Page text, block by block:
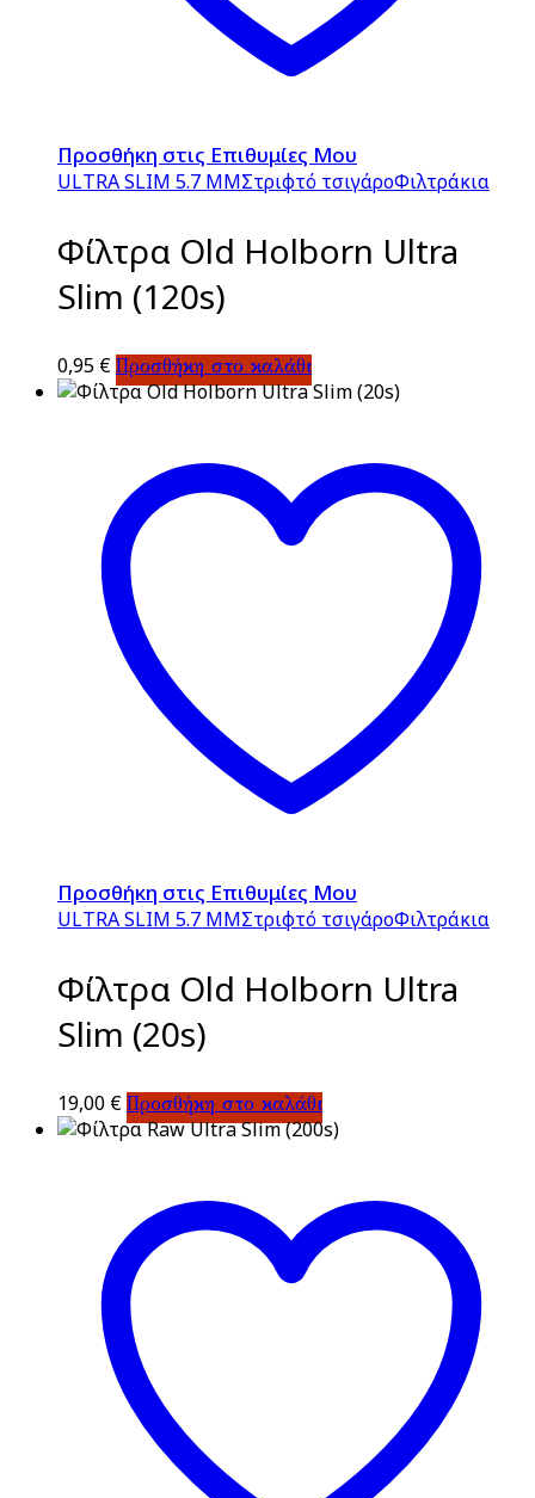
Προσθήκη στις Επιθυμίες Μου
ULTRA SLIM 5.7 MMΣτριφτό τσιγάροΦιλτράκια
Φίλτρα Old Holborn Ultra
Slim (120s)
0,95 € Προσθήκη στο καλάθι
Προσθήκη στις Επιθυμίες Μου
ULTRA SLIM 5.7 MMΣτριφτό τσιγάροΦιλτράκια
Φίλτρα Old Holborn Ultra
Slim (20s)
19,00 € Προσθήκη στο καλάθι